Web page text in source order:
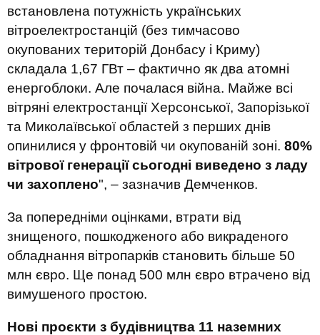
встановлена потужність українських
вітроелектростанцій (без тимчасово
окупованих територій Донбасу і Криму)
складала 1,67 ГВт – фактично як два атомні
енергоблоки. Але почалася війна. Майже всі
вітряні електростанції Херсонської, Запорізької
та Миколаївської областей з перших днів
опинилися у фронтовій чи окупованій зоні. 80%
вітрової генерації сьогодні виведено з ладу
чи захоплено", – зазначив Демченков.
За попередніми оцінками, втрати від
знищеного, пошкодженого або викраденого
обладнання вітропарків становить більше 50
млн євро. Ще понад 500 млн євро втрачено від
вимушеного простою.
Нові проєкти з будівництва 11 наземних